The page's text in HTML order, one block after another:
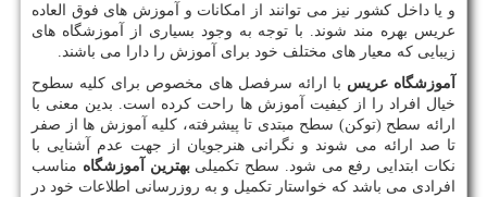
و یا داخل کشور نیز می توانند از امکانات و آموزش های فوق العاده
عریس بهره مند شوند. با توجه به وجود بسیاری از آموزشگاه های
زیبایی که معیار های مختلف خود برای آموزش را دارا می باشند.
آموزشگاه عریس با ارائه سرفصل های مخصوص برای کلیه سطوح
خیال افراد را از کیفیت آموزش ها راحت کرده است. بدین معنی با
ارائه سطح (توکن) سطح مبتدی تا پیشرفته، کلیه آموزش ها از صفر
تا صد ارائه می شوند و نگرانی هنرجویان از جهت عدم آشنایی با
نکات ابتدایی رفع می شود. سطح تکمیلیبهترین آموزشگاه مناسب
افرادی می باشد که خواستار تکمیل و به روزرسانی اطلاعات خود در